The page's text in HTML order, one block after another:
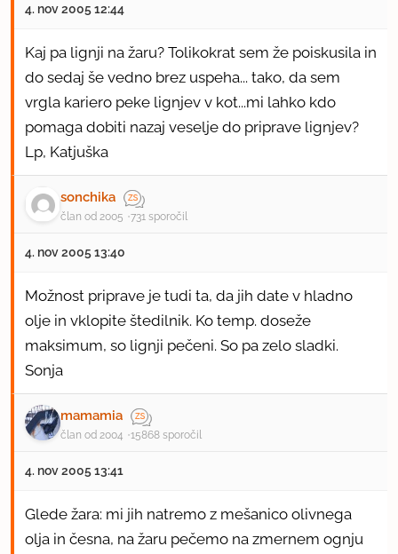
4. nov 2005 12:44
Kaj pa lignji na žaru? Tolikokrat sem že poiskusila in
do sedaj še vedno brez uspeha... tako, da sem
vrgla kariero peke lignjev v kot...mi lahko kdo
pomaga dobiti nazaj veselje do priprave lignjev?
Lp, Katjuška
sonchika
član od 2005 731 sporočil
4. nov 2005 13:40
Možnost priprave je tudi ta, da jih date v hladno
olje in vklopite štedilnik. Ko temp. doseže
maksimum, so lignji pečeni. So pa zelo sladki.
Sonja
mamamia
član od 2004 15868 sporočil
4. nov 2005 13:41
Glede žara: mi jih natremo z mešanico olivnega
olja in česna, na žaru pečemo na zmernem ognju